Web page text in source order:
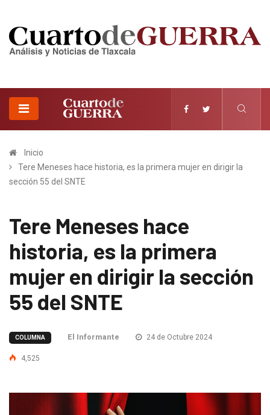
Inicio
Tere Meneses hace historia, es la primera mujer en dirigir la
sección 55 del SNTE
Tere Meneses hace
historia, es la primera
mujer en dirigir la sección
55 del SNTE
COLUMNA El Informante 24 de Octubre 2024
4,525